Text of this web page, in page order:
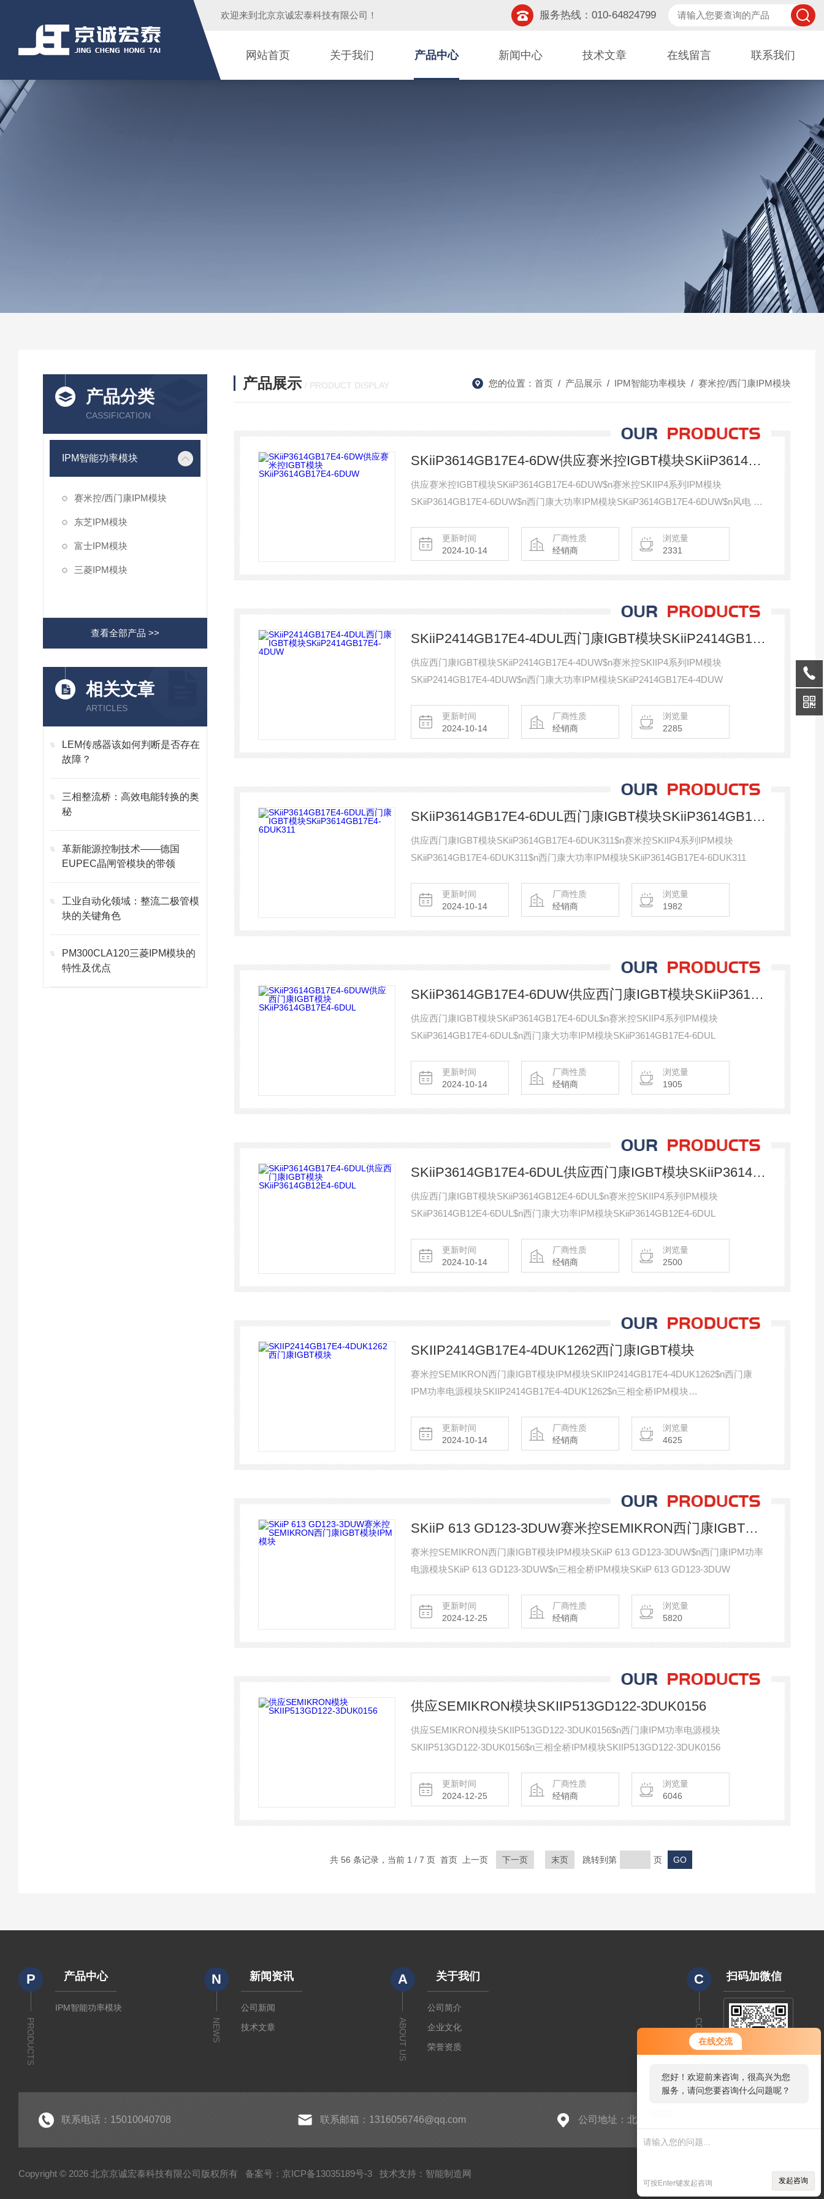
在线交流
您好！欢迎前来咨询，很高兴为您
服务，请问您要咨询什么问题呢？
您好，看您停留很久了，是否找到
了需求产品，您可以直接在线与我
可按Enter键发起咨询 发起咨询
欢迎来到 北京京诚宏泰科技有限公司 ！ 服务热线：010-64824799
网站首页 关于我们 产品中心 新闻中心 技术文章 在线留言 联系我们
产品分类
CASSIFICATION
IPM智能功率模块
赛米控/西门康IPM模块
东芝IPM模块
富士IPM模块
三菱IPM模块
查看全部产品 >>
相关文章
ARTICLES
LEM传感器该如何判断是否存在
故障？
三相整流桥：高效电能转换的奥
秘
革新能源控制技术——德国
EUPEC晶闸管模块的带领
工业自动化领域：整流二极管模
块的关键角色
PM300CLA120三菱IPM模块的
特性及优点
产品展示 / PRODUCT DISPLAY 您的位置： 首页 / 产品展示 / IPM智能功率模块 / 赛米控/西门康IPM模块
SKiiP3614GB17E4-6DW供应赛米控IGBT模块SKiiP3614GB17E4-6DUW
供应赛米控IGBT模块SKiiP3614GB17E4-6DUW$n赛米控SKIIP4系列IPM模块
SKiiP3614GB17E4-6DUW$n西门康大功率IPM模块SKiiP3614GB17E4-6DUW$n风电 光
更新时间
2024-10-14
厂商性质
经销商
浏览量
2331
SKiiP2414GB17E4-4DUL西门康IGBT模块SKiiP2414GB17E4-4DUW
供应西门康IGBT模块SKiiP2414GB17E4-4DUW$n赛米控SKIIP4系列IPM模块
SKiiP2414GB17E4-4DUW$n西门康大功率IPM模块SKiiP2414GB17E4-4DUW
更新时间
2024-10-14
厂商性质
经销商
浏览量
2285
SKiiP3614GB17E4-6DUL西门康IGBT模块SKiiP3614GB17E4-6DUK311
供应西门康IGBT模块SKiiP3614GB17E4-6DUK311$n赛米控SKIIP4系列IPM模块
SKiiP3614GB17E4-6DUK311$n西门康大功率IPM模块SKiiP3614GB17E4-6DUK311
更新时间
2024-10-14
厂商性质
经销商
浏览量
1982
SKiiP3614GB17E4-6DUW供应西门康IGBT模块SKiiP3614GB17E4-6DUL
供应西门康IGBT模块SKiiP3614GB17E4-6DUL$n赛米控SKIIP4系列IPM模块
SKiiP3614GB17E4-6DUL$n西门康大功率IPM模块SKiiP3614GB17E4-6DUL
更新时间
2024-10-14
厂商性质
经销商
浏览量
1905
SKiiP3614GB17E4-6DUL供应西门康IGBT模块SKiiP3614GB12E4-6DUL
供应西门康IGBT模块SKiiP3614GB12E4-6DUL$n赛米控SKIIP4系列IPM模块
SKiiP3614GB12E4-6DUL$n西门康大功率IPM模块SKiiP3614GB12E4-6DUL
更新时间
2024-10-14
厂商性质
经销商
浏览量
2500
SKIIP2414GB17E4-4DUK1262西门康IGBT模块
赛米控SEMIKRON西门康IGBT模块IPM模块SKIIP2414GB17E4-4DUK1262$n西门康
IPM功率电源模块SKIIP2414GB17E4-4DUK1262$n三相全桥IPM模块
更新时间
2024-10-14
厂商性质
经销商
浏览量
4625
SKiiP 613 GD123-3DUW赛米控SEMIKRON西门康IGBT模块IPM模块
赛米控SEMIKRON西门康IGBT模块IPM模块SKiiP 613 GD123-3DUW$n西门康IPM功率
电源模块SKiiP 613 GD123-3DUW$n三相全桥IPM模块SKiiP 613 GD123-3DUW
更新时间
2024-12-25
厂商性质
经销商
浏览量
5820
供应SEMIKRON模块SKIIP513GD122-3DUK0156
供应SEMIKRON模块SKIIP513GD122-3DUK0156$n西门康IPM功率电源模块
SKIIP513GD122-3DUK0156$n三相全桥IPM模块SKIIP513GD122-3DUK0156
更新时间
2024-12-25
厂商性质
经销商
浏览量
6046
共 56 条记录，当前 1 / 7 页 首页 上一页 下一页 末页 跳转到第 页
P
PRODUCTS
产品中心
IPM智能功率模块
N
NEWS
新闻资讯
公司新闻
技术文章
A
ABOUT US
关于我们
公司简介
企业文化
荣誉资质
C
CODE
扫码加微信
联系电话：15010040708 联系邮箱：1316056746@qq.com 公司地址：北京市朝阳区中东路398号
Copyright © 2026 北京京诚宏泰科技有限公司版权所有 备案号：京ICP备13035189号-3 技术支持： 智能制造网 管理登陆